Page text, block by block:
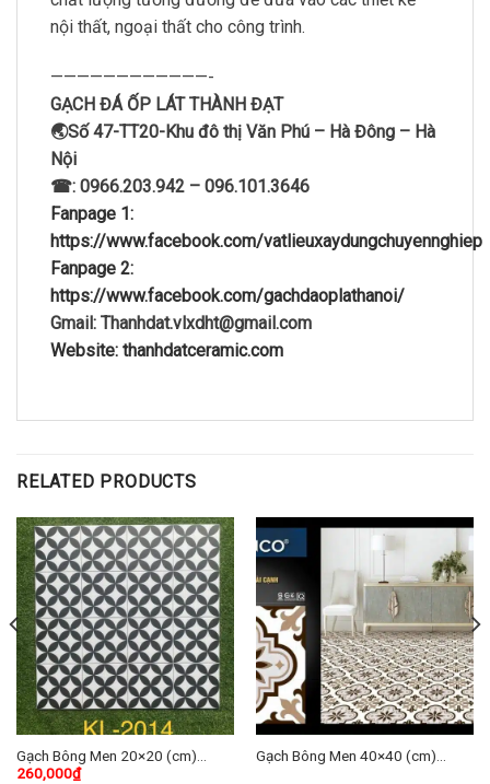
nội thất, ngoại thất cho công trình.
————————————-
GẠCH ĐÁ ỐP LÁT THÀNH ĐẠT
🌏Số 47-TT20-Khu đô thị Văn Phú – Hà Đông – Hà
Nội
☎: 0966.203.942 – 096.101.3646
Fanpage 1:
https://www.facebook.com/vatlieuxaydungchuyennghiep
Fanpage 2:
https://www.facebook.com/gachdaoplathanoi/
Gmail: Thanhdat.vlxdht@gmail.com
Website: thanhdatceramic.com
RELATED PRODUCTS
Gạch Bông Men 20×20 (cm)
TDKL-2014
260,000₫
Gạch Bông Men 40×40 (cm)